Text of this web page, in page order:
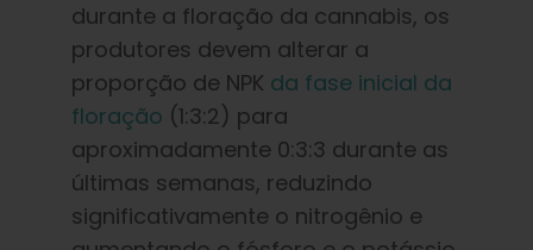
durante a floração da cannabis, os
produtores devem alterar a
proporção de NPK da fase inicial da
floração (1:3:2) para
aproximadamente 0:3:3 durante as
últimas semanas, reduzindo
significativamente o nitrogênio e